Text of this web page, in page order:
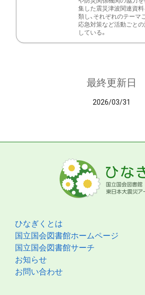
集した震災津波関連資
類し、それぞれのテーマ
応急対策など活動ごと
している。
最終更新日
2026/03/31
ひなぎくとは
国立国会図書館ホームページ
国立国会図書館サーチ
お知らせ
お問い合わせ